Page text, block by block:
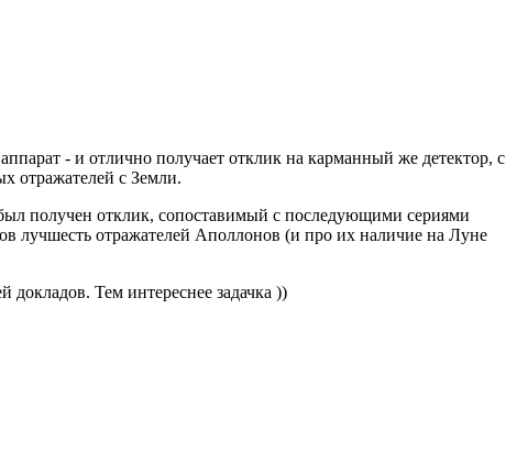
- и отлично получает отклик на карманный же детектор, с
отражателей с Земли.
получен отклик, сопоставимый с последующими сериями
лучшесть отражателей Аполлонов (и про их наличие на Луне
Тем интереснее задачка ))